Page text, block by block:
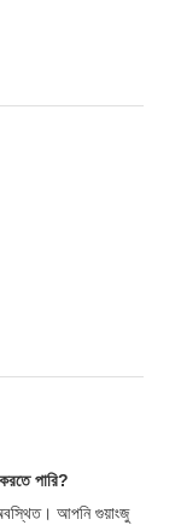
পারি?
অবস্থিত। আপনি গুয়াংজু